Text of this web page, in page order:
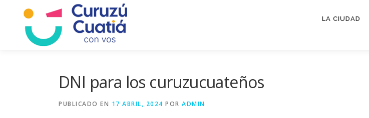
contenido
LA CIUDAD
DNI para los curuzucuateños
PUBLICADO EN 17 ABRIL, 2024 POR ADMIN